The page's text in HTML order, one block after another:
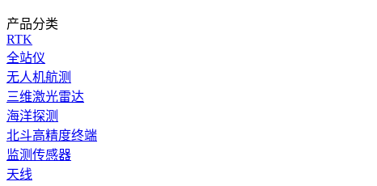
产品分类
RTK
全站仪
无人机航测
三维激光雷达
海洋探测
北斗高精度终端
监测传感器
天线